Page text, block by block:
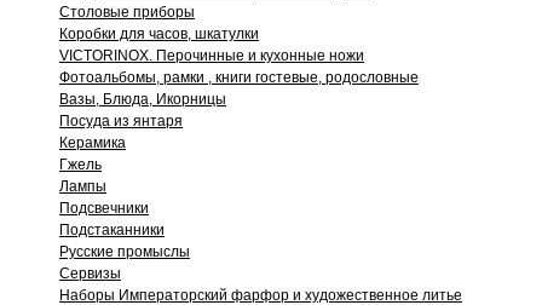
Столовые приборы
Коробки для часов, шкатулки
VICTORINOX. Перочинные и кухонные ножи
Фотоальбомы, рамки , книги гостевые, родословные
Вазы, Блюда, Икорницы
Посуда из янтаря
Керамика
Гжель
Лампы
Подсвечники
Подстаканники
Русские промыслы
Сервизы
Наборы Императорский фарфор и художественное литье